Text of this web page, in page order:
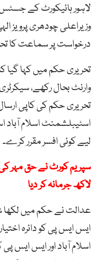
لاہور ہائیکورٹ کے
وزیراعلی چودھری پرویز
درخواست پر سماعت کا
تحریری حکم میں کہا گیا
وارنٹ بحال رکھے،
تحریری حکم کی کاپی
اسٹیبلشمنٹ اسلام
لیے کوئی افسر مقرر کرے۔
سپریم کورٹ نے حق مہر کی
لاکھ جرمانہ کر دیا
عدالت نے حکم میں لکھا
ایس ایس پی کو دائرہ
اسلام آباد اور ایس ایس پی